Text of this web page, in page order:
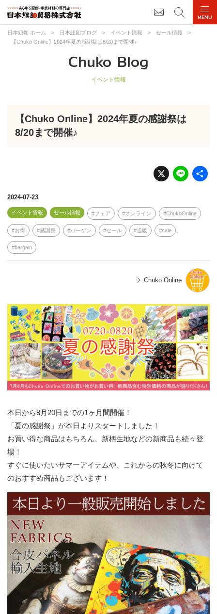
日本紐釦 ホーム > 日本紐釦ブログ > イベント情報 > セール情報
>
【Chuko Online】2024年夏の感謝祭は8/20まで開催♪
Chuko Blog
イベント情報
【Chuko Online】2024年夏の感謝祭は
8/20まで開催♪
X Li
n
2024-07-23
イベント情報 セール情報 フェア オンライン ChukoOnline
お得 感謝祭 バーゲン セール 通販 sale
bargain
Chuko Online
本日から8月20日までの1ヶ月間開催！
「夏の感謝祭」が本日よりスタートしました！
お買い得な商品はもちろん、新柄生地などの新商品も続々登
場！
すぐに使いたいサマーアイテムや、これからの秋冬に向けて
のおすすめ商品もございます！